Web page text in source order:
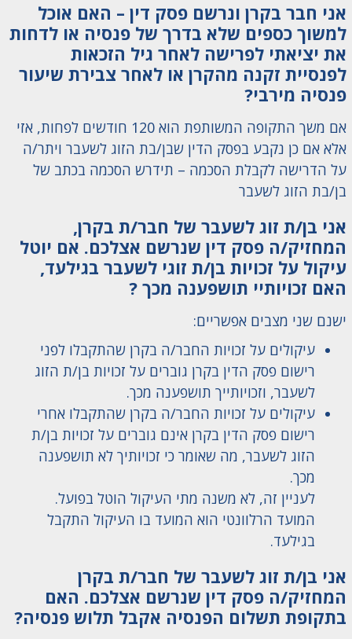
אני חבר בקרן ונרשם פסק דין – האם אוכל
למשוך כספים שלא בדרך של פנסיה או לדחות
את יציאתי לפרישה לאחר גיל הזכאות
לפנסיית זקנה מהקרן או לאחר צבירת שיעור
פנסיה מירבי?
אם משך התקופה המשותפת הוא 120 חודשים לפחות, אזי
אלא אם כן נקבע בפסק הדין שבן/בת הזוג לשעבר ויתר/ה
על הדרישה לקבלת הסכמה – תידרש הסכמה בכתב של
בן/בת הזוג לשעבר
אני בן/ת זוג לשעבר של חבר/ת בקרן,
המחזיק/ה פסק דין שנרשם אצלכם. אם יוטל
עיקול על זכויות בן/ת זוגי לשעבר בגילעד,
האם זכויותיי תושפענה מכך ?
ישנם שני מצבים אפשריים:
עיקולים על זכויות החבר/ה בקרן שהתקבלו לפני
רישום פסק הדין בקרן גוברים על זכויות בן/ת הזוג
לשעבר, וזכויותייך תושפענה מכך.
עיקולים על זכויות החבר/ה בקרן שהתקבלו אחרי
רישום פסק הדין בקרן אינם גוברים על זכויות בן/ת
הזוג לשעבר, מה שאומר כי זכויותיך לא תושפענה
מכך.
לעניין זה, לא משנה מתי העיקול הוטל בפועל.
המועד הרלוונטי הוא המועד בו העיקול התקבל
בגילעד.
אני בן/ת זוג לשעבר של חבר/ת בקרן
המחזיק/ה פסק דין שנרשם אצלכם. האם
בתקופת תשלום הפנסיה אקבל תלוש פנסיה?